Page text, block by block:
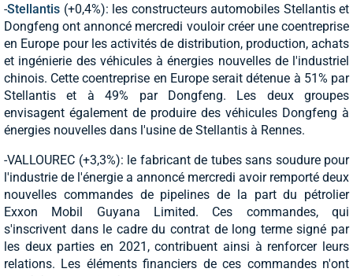
-Stellantis (+0,4%): les constructeurs automobiles Stellantis et
Dongfeng ont annoncé mercredi vouloir créer une coentreprise
en Europe pour les activités de distribution, production, achats
et ingénierie des véhicules à énergies nouvelles de l'industriel
chinois. Cette coentreprise en Europe serait détenue à 51% par
Stellantis et à 49% par Dongfeng. Les deux groupes
envisagent également de produire des véhicules Dongfeng à
énergies nouvelles dans l'usine de Stellantis à Rennes.
-VALLOUREC (+3,3%): le fabricant de tubes sans soudure pour
l'industrie de l'énergie a annoncé mercredi avoir remporté deux
nouvelles commandes de pipelines de la part du pétrolier
Exxon Mobil Guyana Limited. Ces commandes, qui
s'inscrivent dans le cadre du contrat de long terme signé par
les deux parties en 2021, contribuent ainsi à renforcer leurs
relations. Les éléments financiers de ces commandes n'ont